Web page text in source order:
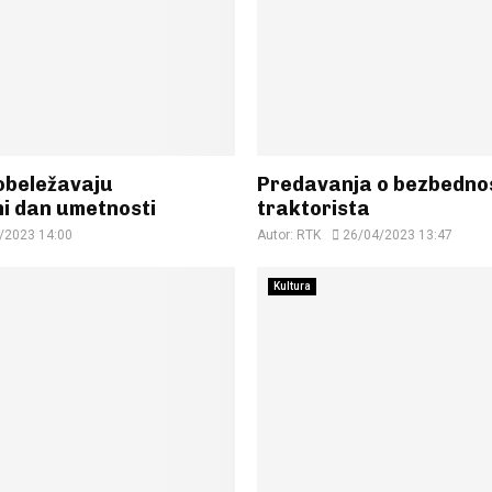
dan umetnosti
14:00
Predavanja o
traktorista
Autor: RTK 26/04/2023 13:47
Kultura